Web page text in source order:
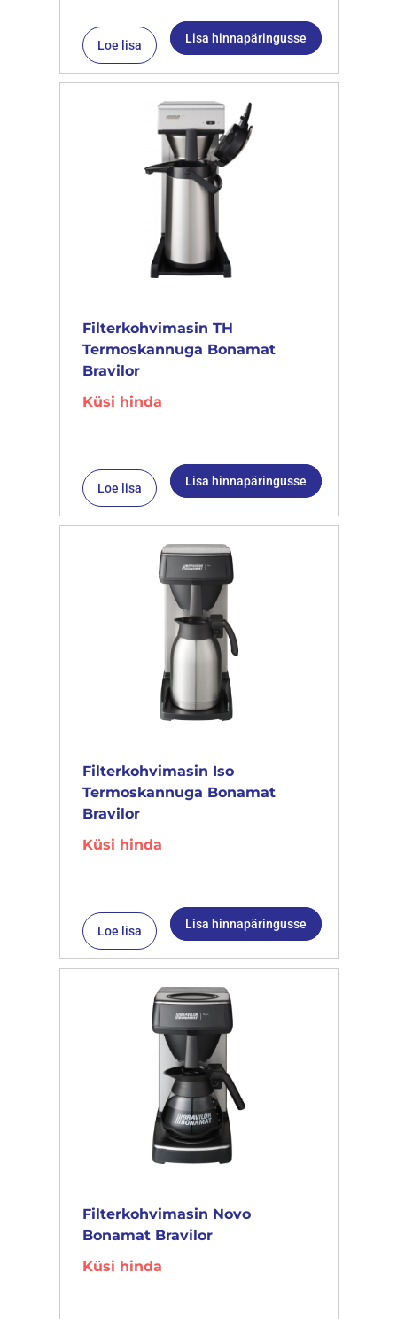
Loe lisa Lisa hinnapäringusse
Filterkohvimasin TH
Termoskannuga Bonamat
Bravilor
Küsi hinda
Loe lisa Lisa hinnapäringusse
Filterkohvimasin Iso
Termoskannuga Bonamat
Bravilor
Küsi hinda
Loe lisa Lisa hinnapäringusse
Filterkohvimasin Novo
Bonamat Bravilor
Küsi hinda